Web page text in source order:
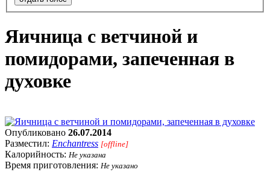
Яичница с ветчиной и
помидорами, запеченная в
духовке
Опубликовано 26.07.2014
Разместил: Enchantress [offline]
Калорийность: Не указана
Время приготовления: Не указано